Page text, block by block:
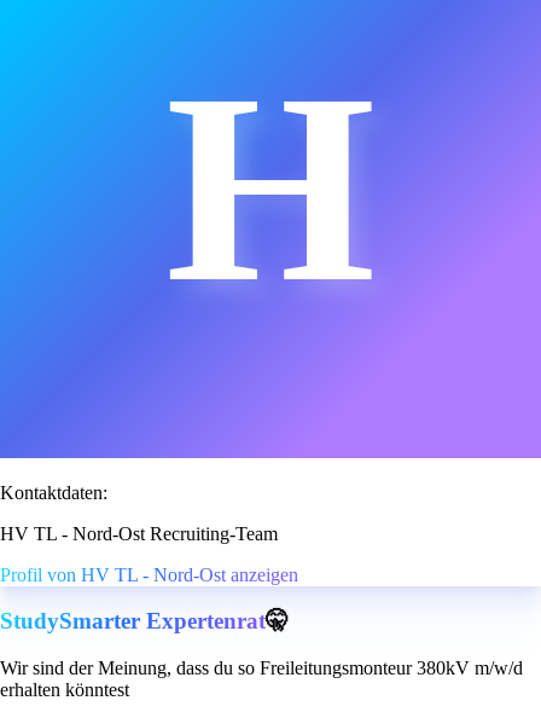
H
Kontaktdaten:
HV TL - Nord-Ost Recruiting-Team
Profil von HV TL - Nord-Ost anzeigen
StudySmarter Expertenrat🤫
Wir sind der Meinung, dass du so Freileitungsmonteur 380kV m/w/d
erhalten könntest